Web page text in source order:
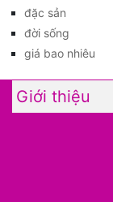
đặc sản
đời sống
giá bao nhiêu
Giới thiệu